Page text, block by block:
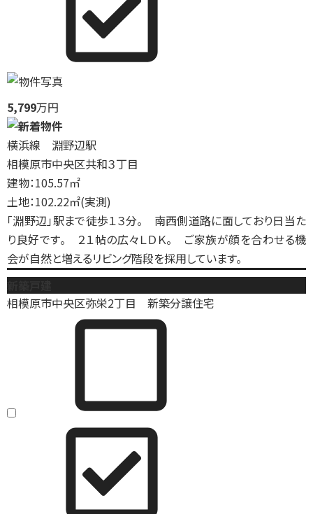
5,799万円
横浜線 淵野辺駅
相模原市中央区共和３丁目
建物：105.57㎡
土地：102.22㎡(実測)
「淵野辺」駅まで徒歩１３分。 南西側道路に面しており日当た
り良好です。 ２１帖の広々ＬＤＫ。 ご家族が顔を合わせる機
会が自然と増えるリビング階段を採用しています。
相模原市中央区弥栄2丁目 新築分譲住宅